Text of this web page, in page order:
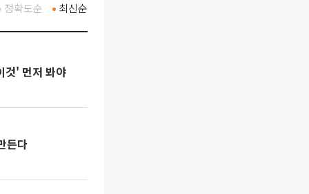
최신순
정확도순
것' 먼저 봐야
든다